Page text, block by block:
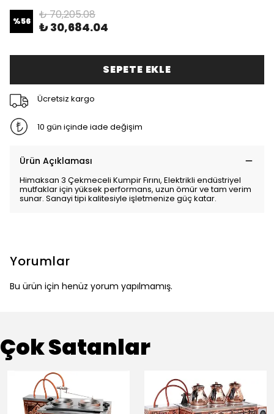
%56 ₺ 70,205.08
₺ 30,684.04
SEPETE EKLE
Ücretsiz kargo
10 gün içinde iade değişim
Ürün Açıklaması
Himaksan 3 Çekmeceli Kumpir Fırını, Elektrikli endüstriyel
mutfaklar için yüksek performans, uzun ömür ve tam verim
sunar. Sanayi tipi kalitesiyle işletmenize güç katar.
Yorumlar
Bu ürün için henüz yorum yapılmamış.
Çok Satanlar